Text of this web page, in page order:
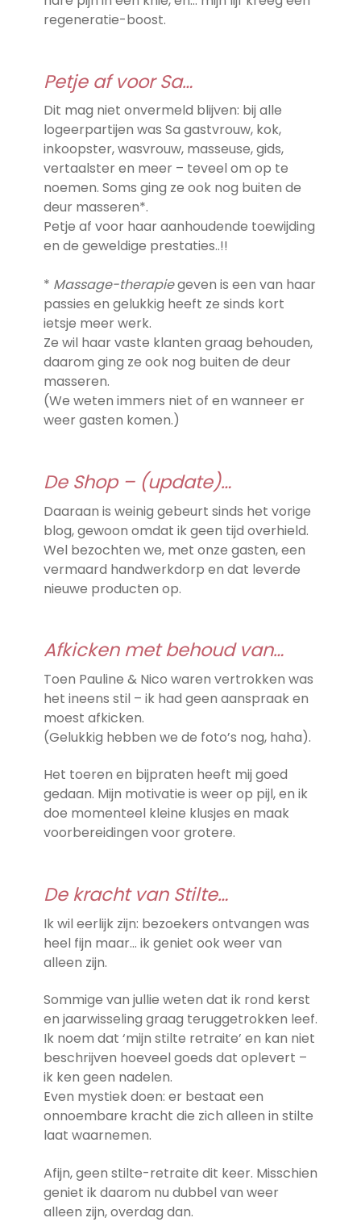
regeneratie-boost.
Petje af voor Sa…
Dit mag niet onvermeld blijven: bij alle
logeerpartijen was Sa gastvrouw, kok,
inkoopster, wasvrouw, masseuse, gids,
vertaalster en meer – teveel om op te
noemen. Soms ging ze ook nog buiten de
deur masseren*.
Petje af voor haar aanhoudende toewijding
en de geweldige prestaties..!!
* Massage-therapiegeven is een van haar
passies en gelukkig heeft ze sinds kort
ietsje meer werk.
Ze wil haar vaste klanten graag behouden,
daarom ging ze ook nog buiten de deur
masseren.
(We weten immers niet of en wanneer er
weer gasten komen.)
De Shop – (update)…
Daaraan is weinig gebeurt sinds het vorige
blog, gewoon omdat ik geen tijd overhield.
Wel bezochten we, met onze gasten, een
vermaard handwerkdorp en dat leverde
nieuwe producten op.
Afkicken met behoud van…
Toen Pauline & Nico waren vertrokken was
het ineens stil – ik had geen aanspraak en
moest afkicken.
(Gelukkig hebben we de foto’s nog, haha).
Het toeren en bijpraten heeft mij goed
gedaan. Mijn motivatie is weer op pijl, en ik
doe momenteel kleine klusjes en maak
voorbereidingen voor grotere.
De kracht van Stilte…
Ik wil eerlijk zijn: bezoekers ontvangen was
heel fijn maar… ik geniet ook weer van
alleen zijn.
Sommige van jullie weten dat ik rond kerst
en jaarwisseling graag teruggetrokken leef.
Ik noem dat ‘mijn stilte retraite’ en kan niet
beschrijven hoeveel goeds dat oplevert –
ik ken geen nadelen.
Even mystiek doen: er bestaat een
onnoembare kracht die zich alleen in stilte
laat waarnemen.
Afijn, geen stilte-retraite dit keer. Misschien
geniet ik daarom nu dubbel van weer
alleen zijn, overdag dan.